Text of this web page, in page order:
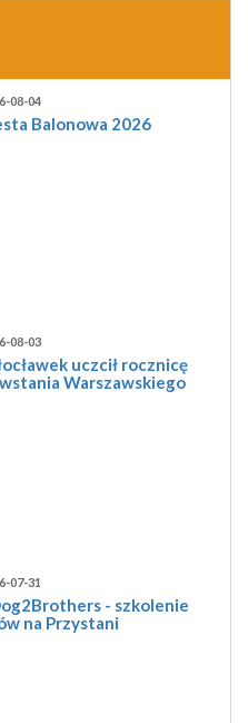
08-04
Balonowa 2026
08-03
uczcił rocznicę
Warszawskiego
07-31
- szkolenie
na Przystani